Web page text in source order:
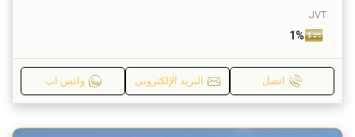
JVT
1%
اتصل البريد الإلكتروني واتس اب